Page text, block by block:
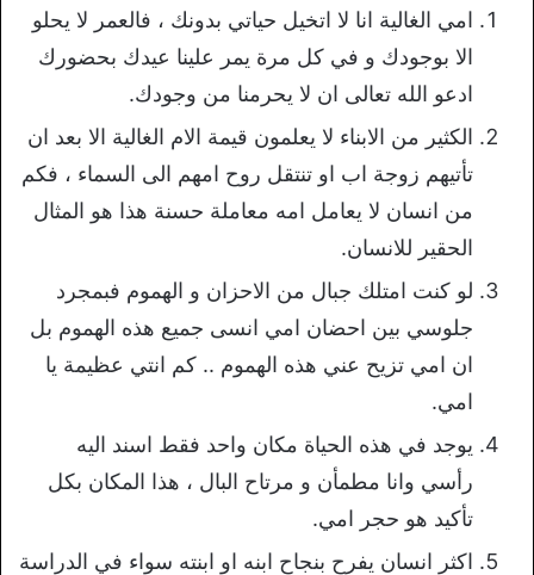
امي الغالية انا لا اتخيل حياتي بدونك ، فالعمر لا يحلو
الا بوجودك و في كل مرة يمر علينا عيدك بحضورك
ادعو الله تعالى ان لا يحرمنا من وجودك.
الكثير من الابناء لا يعلمون قيمة الام الغالية الا بعد ان
تأتيهم زوجة اب او تنتقل روح امهم الى السماء ، فكم
من انسان لا يعامل امه معاملة حسنة هذا هو المثال
الحقير للانسان.
لو كنت امتلك جبال من الاحزان و الهموم فبمجرد
جلوسي بين احضان امي انسى جميع هذه الهموم بل
ان امي تزيح عني هذه الهموم .. كم انتي عظيمة يا
امي.
يوجد في هذه الحياة مكان واحد فقط اسند اليه
رأسي وانا مطمأن و مرتاح البال ، هذا المكان بكل
تأكيد هو حجر امي.
اكثر انسان يفرح بنجاح ابنه او ابنته سواء في الدراسة